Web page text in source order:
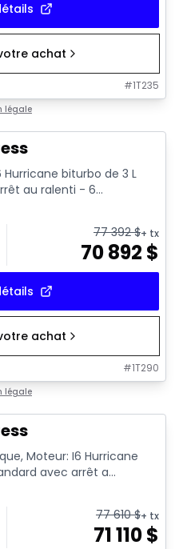
achat
#1T235
légale
biturbo de 3 L
au ralenti - 6...
77 392$+ tx
70 892 $
achat
#1T290
légale
Moteur: I6 Hurricane
avec arrêt a...
77 610$+ tx
71 110$